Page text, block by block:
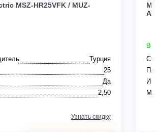
MSZ-HR25VFK / MUZ-
Турция
25
Да
2,50
Узнать скидку
В